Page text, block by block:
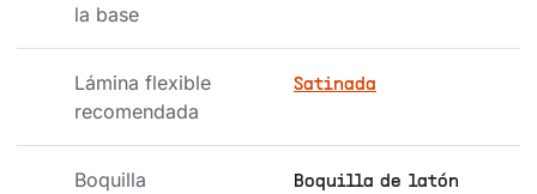
la base
Lámina flexible
recomendada
Satinada
Boquilla
Boquilla de latón